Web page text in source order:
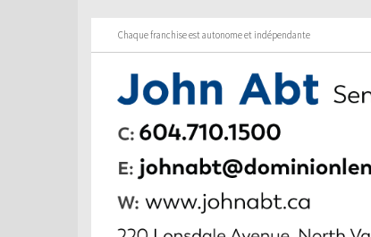
Chaque franchise est autonome et indépendante